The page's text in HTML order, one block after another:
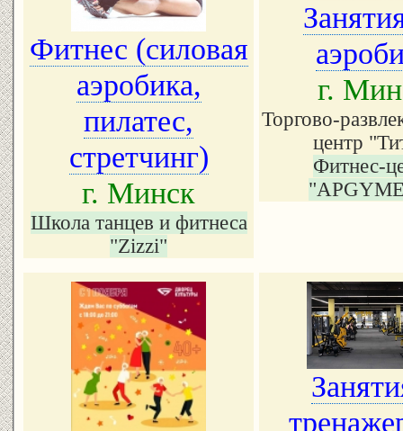
Фитнес (силовая
аэробика,
пилатес,
стретчинг)
г. Минск
Школа танцев и фитнеса
"Zizzi"
г.
Торгово-
центр
Фитнес-